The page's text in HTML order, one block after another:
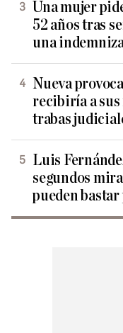
Una mujer
52 años tras
una
Nueva
recibiría a sus
trabas
Luis
segundos
pueden